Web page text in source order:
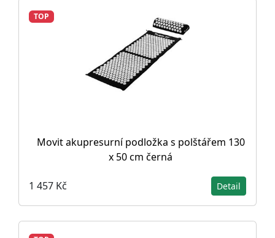
TOP
Movit akupresurní podložka s polštářem 130
x 50 cm černá
1 457 Kč Detail